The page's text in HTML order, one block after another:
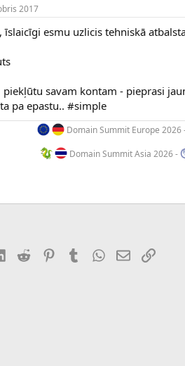
2017
īslaicīgi esmu uzlicis tehniskā
piekļūtu savam kontam - pieprasi
pa epastu.. #simple
Domain Summit Europe 2026
Domain Summit Asia 2026 -
LinkedIn
Reddit PinterestTumblrWhatsApp
E-pastsSaiti